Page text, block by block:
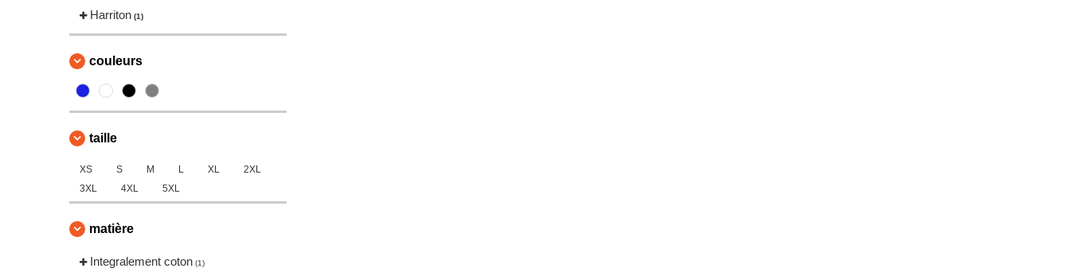
Harriton (1)
couleurs
taille
XS S M L XL
2XL
3XL
4XL 5XL
matière
Integralement coton (1)